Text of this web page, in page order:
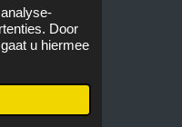
Door
u hiermee